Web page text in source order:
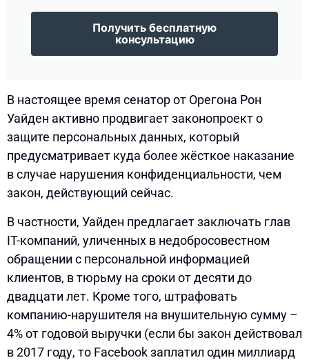
Получить бесплатную
консультацию
В настоящее время сенатор от Орегона Рон
Уайден активно продвигает законопроект о
защите персональных данных, который
предусматривает куда более жёсткое наказание
в случае нарушения конфиденциальности, чем
закон, действующий сейчас.
В частности, Уайден предлагает заключать глав
IT-компаний, уличенных в недобросовестном
обращении с персональной информацией
клиентов, в тюрьму на сроки от десяти до
двадцати лет. Кроме того, штрафовать
компанию-нарушителя на внушительную сумму –
4% от годовой выручки (если бы закон действовал
в 2017 году, то Facebook заплатил один миллиард